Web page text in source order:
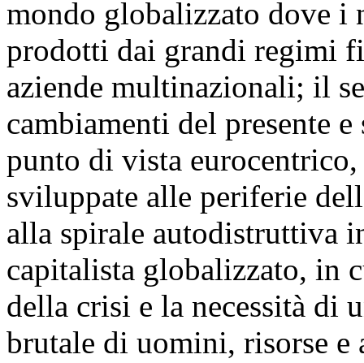
mondo globalizzato dove i
prodotti dai grandi regimi
aziende multinazionali; il
cambiamenti del presente
punto di vista
sviluppate alle periferie
alla spirale autodistruttiva
capitalista globalizzato, in
della crisi e la necessità di
brutale di uomini, risorse e